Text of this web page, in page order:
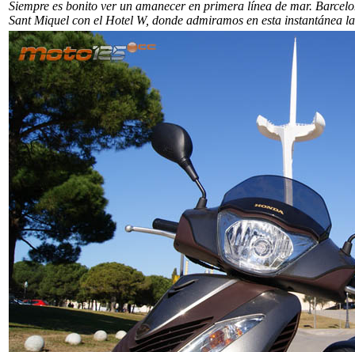
Siempre es bonito ver un amanecer en primera línea de mar.
Sant Miquel con el Hotel W, donde admiramos en esta instantánea